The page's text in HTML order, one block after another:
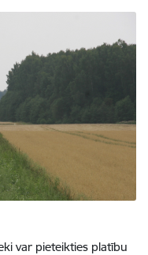
var pieteikties platību